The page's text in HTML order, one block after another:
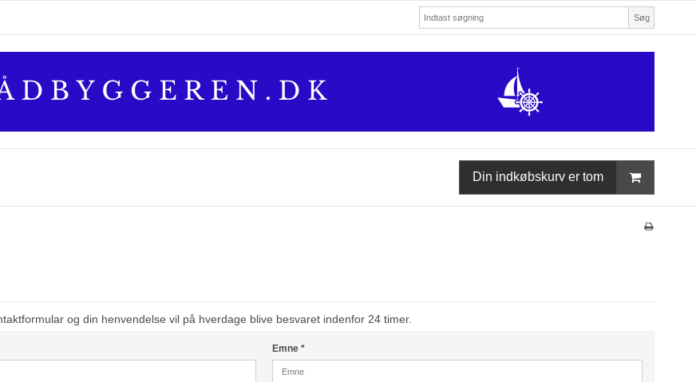
Søg
Din indkøbskurv er tom
og din henvendelse vil på hverdage blive besvaret indenfor 24 timer.
Emne*